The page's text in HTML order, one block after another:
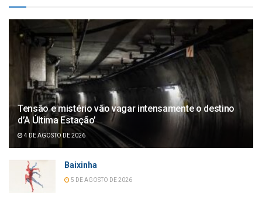
Tensão e mistério vão vagar intensamente o destino
d’A Última Estação’
4 DE AGOSTO DE 2026
Baixinha
5 DE AGOSTO DE 2026